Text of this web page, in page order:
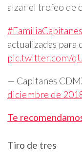
alzar el trofeo de
#FamiliaCapitanes
actualizadas para
pic.twitter.com/
— Capitanes
diciembre de
Te
Tiro de tres